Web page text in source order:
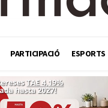
PARTICIPACIÓ ESPORTS